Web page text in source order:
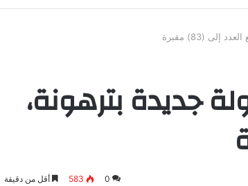
(83) مقبرة
جديدة بترهونة،
0
583 أقل من دقيقة